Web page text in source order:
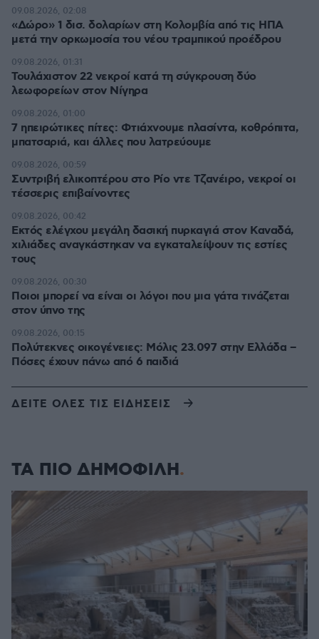
«Δώρο» 1 δισ. δολαρίων στη Κολομβία από τις ΗΠΑ
μετά την ορκωμοσία του νέου τραμπικού προέδρου
09.08.2026, 02:08
Τουλάχιστον 22 νεκροί κατά τη σύγκρουση δύο
λεωφορείων στον Νίγηρα
09.08.2026, 01:31
7 ηπειρώτικες πίτες: Φτιάχνουμε πλασίντα, κοθρόπιτα,
μπατσαριά, και άλλες που λατρεύουμε
09.08.2026, 01:00
Συντριβή ελικοπτέρου στο Ρίο ντε Τζανέιρο, νεκροί οι
τέσσερις επιβαίνοντες
09.08.2026, 00:59
Εκτός ελέγχου μεγάλη δασική πυρκαγιά στον Καναδά,
χιλιάδες αναγκάστηκαν να εγκαταλείψουν τις εστίες
τους
09.08.2026, 00:42
Ποιοι μπορεί να είναι οι λόγοι που μια γάτα τινάζεται
στον ύπνο της
09.08.2026, 00:30
Πολύτεκνες οικογένειες: Μόλις 23.097 στην Ελλάδα –
Πόσες έχουν πάνω από 6 παιδιά
09.08.2026, 00:15
ΔΕΙΤΕ ΟΛΕΣ ΤΙΣ ΕΙΔΗΣΕΙΣ
ΤΑ ΠΙΟ ΔΗΜΟΦΙΛΗ